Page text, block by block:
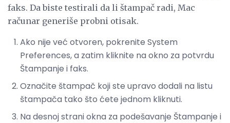
faks. Da biste testirali da li štampač radi, Mac
računar generiše probni otisak.
Ako nije već otvoren, pokrenite System
Preferences, a zatim kliknite na okno za potvrdu
Štampanje i faks.
Označite štampač koji ste upravo dodali na listu
štampača tako što ćete jednom kliknuti.
Na desnoj strani okna za podešavanje Štampanje i